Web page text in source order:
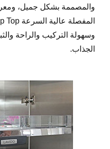
والمصممة بشكل جميل،
وسهولة التركيب والراحة
الجذاب.